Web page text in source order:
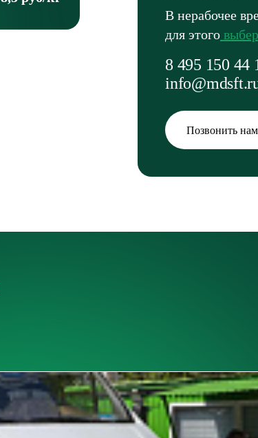
В нерабочее
для этого
8 495 150 44
Позвонить нам